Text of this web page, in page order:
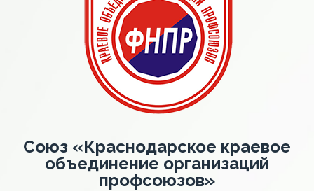
Союз «Краснодарское краевое
объединение организаций
профсоюзов»